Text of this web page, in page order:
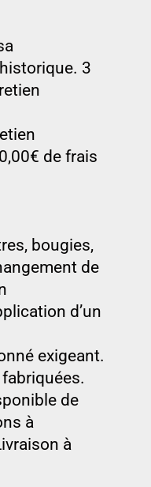
3
de frais
bougies,
de
d’un
exigeant.
de
à
à